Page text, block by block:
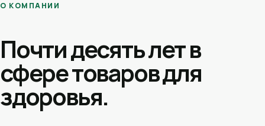
О КОМПАНИИ
Почти десять лет в
сфере товаров для
здоровья.